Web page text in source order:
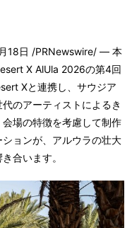
18日 /PRNewswire/ — 本
X AlUla 2026の第4回
Xと連携し、サウジア
のアーティストによるき
場の特徴を考慮して制作
ョンが、アルウラの壮大
合います。